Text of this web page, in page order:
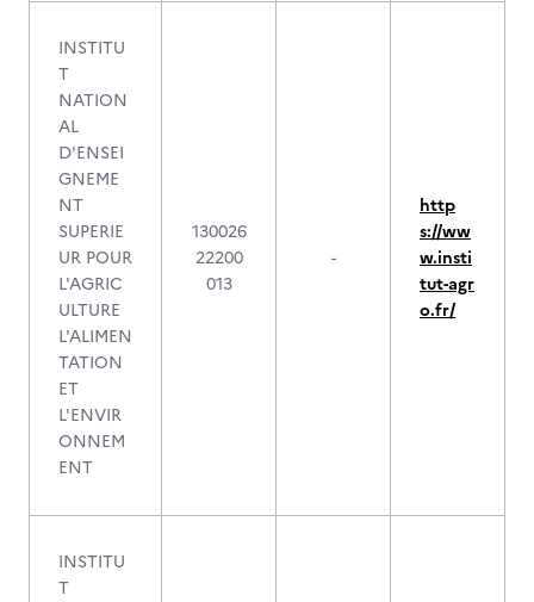
INSTITU
T
NATION
AL
D'ENSEI
GNEME
NT
SUPERIE
UR POUR
L'AGRIC
ULTURE
L'ALIMEN
TATION
ET
L'ENVIR
ONNEM
ENT
130026
22200
013
-
http
s://ww
w.insti
tut-agr
o.fr/
INSTITU
T